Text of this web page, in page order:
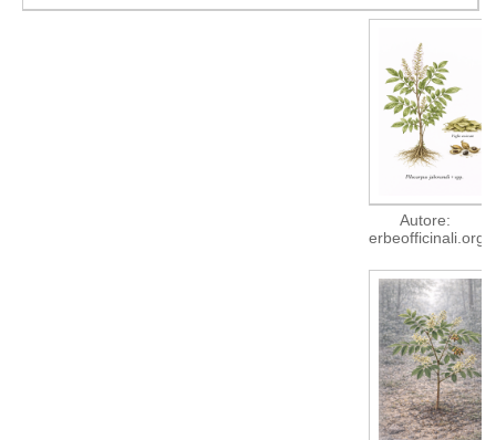
Autore:
erbeofficinali.org